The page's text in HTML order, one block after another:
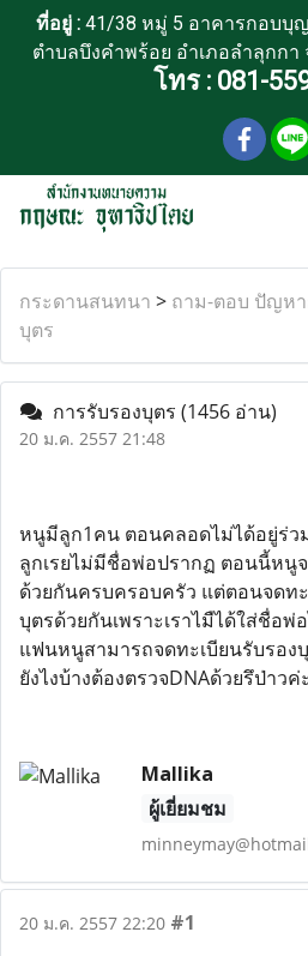
ที่อยู่ :41/38 หมู่ 5 อาคารกอบบุ
ตำบลบึงคำพร้อย อำเภอลำลุกก
โทร : 081-
กระดานสนทนา > ถาม-ตอบ ปัญห
บุตร
การรับรองบุตร (1456 อ่าน)
20 ม.ค. 2557 21:48
หนูมีลูก1คน ตอนคลอดไม่ได้อยู่ร่ว
ลูกเรยไม่มีชื่อพ่อปรากฏ ตอนนี้หนู
ด้วยกันครบครอบครัว แต่ตอนจดท
บุตรด้วยกันเพราะเราไมืได้ใส่ชื่อ
แฟนหนูสามารถจดทะเบียนรับรอ
ยังไงบ้างต้องตรวจDNAด้วยรึป่าวค่ะ
Mallika
ผู้เยี่ยมชม
20 ม.ค. 2557 22:20 #1